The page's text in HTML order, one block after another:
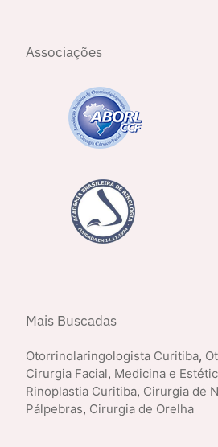
Associações
Mais Buscadas
Otorrinolaringologista Curitiba,
Cirurgia Facial, Medicina e
Rinoplastia Curitiba, Cirurgia de
Pálpebras, Cirurgia de Orelha